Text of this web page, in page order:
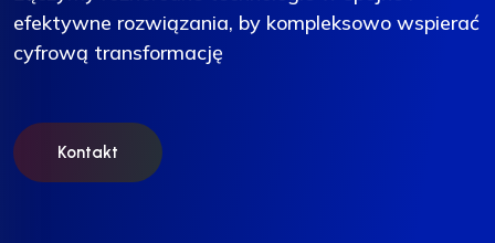
efektywne rozwiązania, by kompleksowo wspierać
cyfrową transformację
Kontakt
efektywne rozwiązania, by kompleksowo wspierać
cyfrową transformację
Kontakt
efektywne rozwiązania, by kompleksowo wspierać
cyfrową transformację
Kontakt